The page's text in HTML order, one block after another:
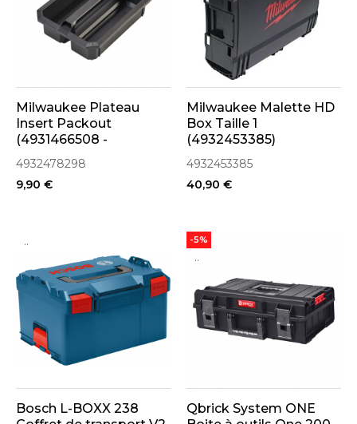
Milwaukee Plateau
Insert Packout
(4931466508 -
4932478298)
4932478298
9,90 €
Milwaukee Malette HD
Box Taille 1
(4932453385)
4932453385
40,90 €
..
Bosch L-BOXX 238
..
Qbrick System ONE
-5%